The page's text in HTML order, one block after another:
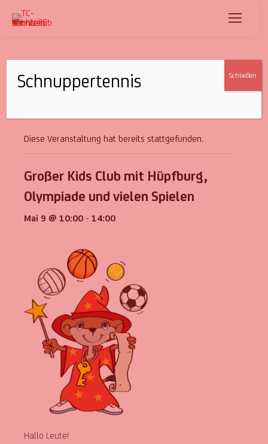
Diese Veranstaltung hat bereits stattgefunden.
Großer Kids Club mit Hüpfburg,
Olympiade und vielen Spielen
Mai 9 @ 10:00 - 14:00
Hallo Leute!
Schnuppertennis Schließen